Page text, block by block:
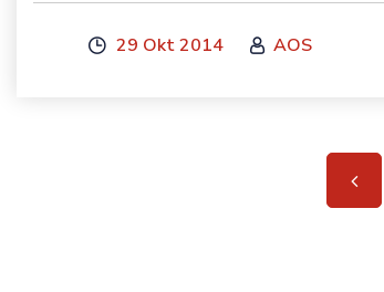
29 Okt 2014 AOS